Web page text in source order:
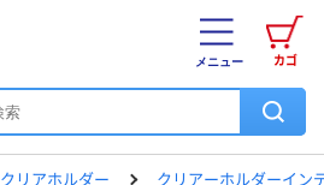
カゴ
メニュー
クリアホルダー クリアーホルダーイン